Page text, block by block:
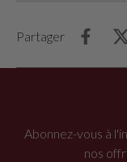
Partager
Abonnez-vous à
nos